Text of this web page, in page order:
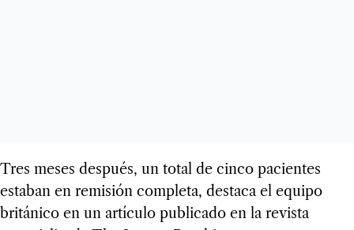
Tres meses después, un total de cinco pacientes
estaban en remisión completa, destaca el equipo
británico en un artículo publicado en la revista